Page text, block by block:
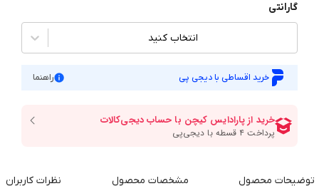
گارانتی
انتخاب کنید
خرید اقساطی با دیجی پی راهنما
توضیحات محصول مشخصات محصول نظرات کاربران